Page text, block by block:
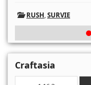
RUSH,SURVIE
Craftasia